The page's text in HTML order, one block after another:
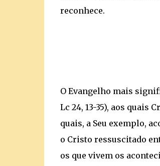
reconhece.
O Evangelho mais
Lc 24, 13-35), aos quais
quais, a Seu exemplo,
o Cristo ressuscitado
os que vivem os